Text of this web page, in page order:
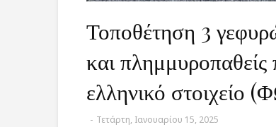
Τοποθέτηση 3
και πλημμυροπαθείς
ελληνικό στοιχείο
- Τετάρτη, Ιανουαρίου 15, 2025